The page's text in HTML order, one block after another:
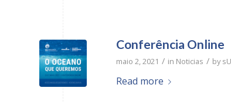
Conferência Online
maio 2, 2021 / in Noticias / by
Read more